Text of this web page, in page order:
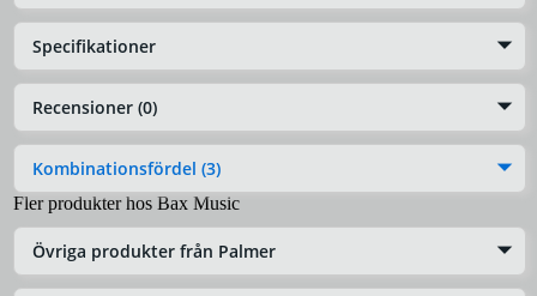
Specifikationer
Recensioner (0)
Kombinationsfördel (3)
Fler produkter hos Bax Music
Övriga produkter från Palmer